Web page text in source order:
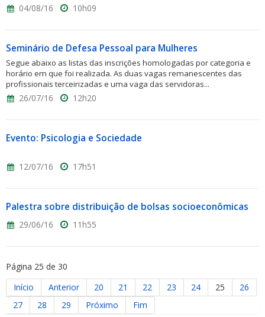
04/08/16 10h09
Seminário de Defesa Pessoal para Mulheres
Segue abaixo as listas das inscrições homologadas por categoria e
horário em que foi realizada. As duas vagas remanescentes das
profissionais terceirizadas e uma vaga das servidoras...
26/07/16 12h20
Evento: Psicologia e Sociedade
12/07/16 17h51
Palestra sobre distribuição de bolsas socioeconômicas
29/06/16 11h55
Página 25 de 30
Início
Anterior 20 21 22 23 24 25
26
27
28 29 Próximo Fim